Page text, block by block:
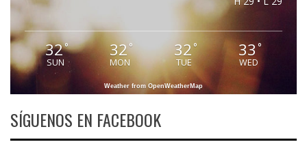
32°
SUN
32°
MON
32°
TUE
33°
WED
Weather from OpenWeatherMap
SÍGUENOS EN FACEBOOK